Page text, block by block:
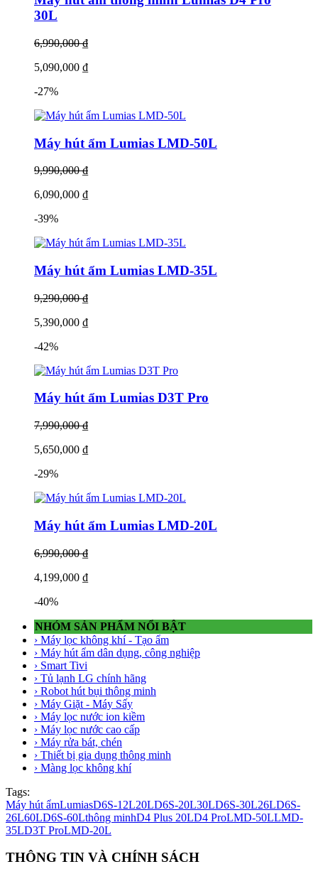
diện tích ≤ 80m².
lít/ngày, phù hợp diện tích ≤ 50m².
Lumias D3 12L:
hợp diện tích 70-120m²...
30L
6,990,000 ₫
5,090,000 ₫
-27%
Máy hút ẩm Lumias LMD-50L
9,990,000 ₫
6,090,000 ₫
-39%
Máy hút ẩm Lumias LMD-35L
9,290,000 ₫
5,390,000 ₫
-42%
Máy hút ẩm Lumias D3T Pro
7,990,000 ₫
5,650,000 ₫
-29%
Máy hút ẩm Lumias LMD-20L
6,990,000 ₫
4,199,000 ₫
-40%
NHÓM SẢN PHẨM NỔI BẬT
› Máy lọc không khí - Tạo ẩm
› Máy hút ẩm dân dụng, công nghiệp
› Smart Tivi
› Tủ lạnh LG chính hãng
› Robot hút bụi thông minh
› Máy Giặt - Máy Sấy
› Máy lọc nước ion kiềm
› Máy lọc nước cao cấp
› Máy rửa bát, chén
› Thiết bị gia dụng thông minh
› Màng lọc không khí
Tags:
Máy hút ẩmLumiasD6S-12L20LD6S-20L30LD6S-30L26LD6S-
26L60LD6S-60Lthông minhD4 Plus 20LD4 ProLMD-50LLMD-
35LD3T ProLMD-20L
THÔNG TIN VÀ CHÍNH SÁCH